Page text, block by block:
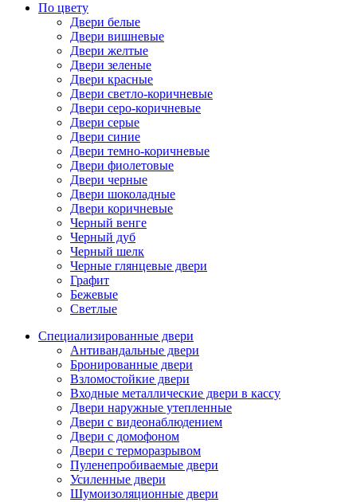
По цвету
Двери белые
Двери вишневые
Двери желтые
Двери зеленые
Двери красные
Двери светло-коричневые
Двери серо-коричневые
Двери серые
Двери синие
Двери темно-коричневые
Двери фиолетовые
Двери черные
Двери шоколадные
Двери коричневые
Черный венге
Черный дуб
Черный шелк
Черные глянцевые двери
Графит
Бежевые
Светлые
Специализированные двери
Антивандальные двери
Бронированные двери
Взломостойкие двери
Входные металлические двери в кассу
Двери наружные утепленные
Двери с видеонаблюдением
Двери с домофоном
Двери с терморазрывом
Пуленепробиваемые двери
Усиленные двери
Шумоизоляционные двери